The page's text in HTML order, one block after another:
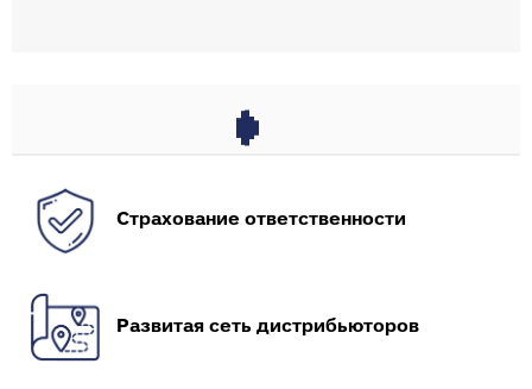
Страхование ответственности
Развитая сеть дистрибьюторов